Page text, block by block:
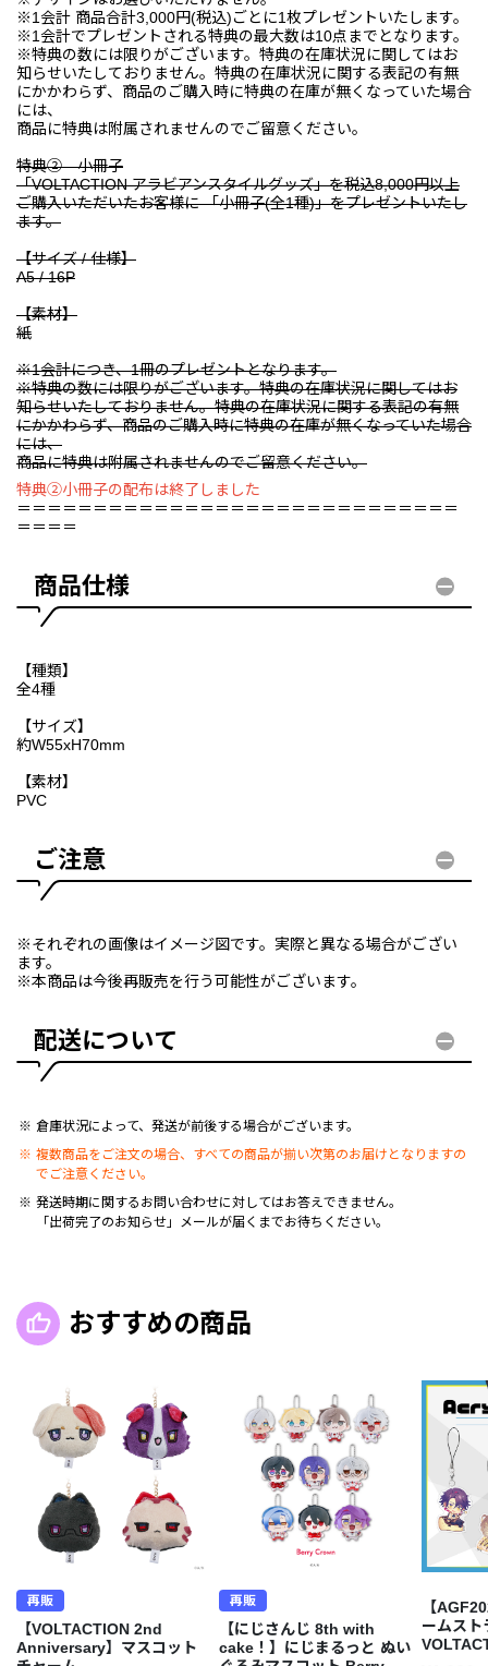
※1会計 商品合計3,000円(税込)ごとに1枚プレゼントいたします。
※1会計でプレゼントされる特典の最大数は10点までとなります。
※特典の数には限りがございます。特典の在庫状況に関してはお
知らせいたしておりません。特典の在庫状況に関する表記の有無
にかかわらず、商品のご購入時に特典の在庫が無くなっていた場合
には、
商品に特典は附属されませんのでご留意ください。
特典② 小冊子
「VOLTACTION アラビアンスタイルグッズ」を税込8,000円以上
ご購入いただいたお客様に 「小冊子(全1種)」をプレゼントいたし
ます。
【サイズ / 仕様】
A5 / 16P
【素材】
紙
※1会計につき、1冊のプレゼントとなります。
※特典の数には限りがございます。特典の在庫状況に関してはお
知らせいたしておりません。特典の在庫状況に関する表記の有無
にかかわらず、商品のご購入時に特典の在庫が無くなっていた場合
には、
商品に特典は附属されませんのでご留意ください。
特典②小冊子の配布は終了しました
＝＝＝＝＝＝＝＝＝＝＝＝＝＝＝＝＝＝＝＝＝＝＝＝＝＝＝＝＝
＝＝＝＝
商品仕様
【種類】
全4種
【サイズ】
約W55xH70mm
【素材】
PVC
ご注意
※それぞれの画像はイメージ図です。実際と異なる場合がござい
ます。
※本商品は今後再販売を行う可能性がございます。
配送について
倉庫状況によって、発送が前後する場合がございます。
複数商品をご注文の場合、すべての商品が揃い次第のお届けとなりますの
でご注意ください。
発送時期に関するお問い合わせに対してはお答えできません。
「出荷完了のお知らせ」メールが届くまでお待ちください。
おすすめの商品
再販
【VOLTACTION 2nd
Anniversary】マスコット
再販
【にじさんじ 8th with
cake！】にじまるっと ぬい
【
ームスト